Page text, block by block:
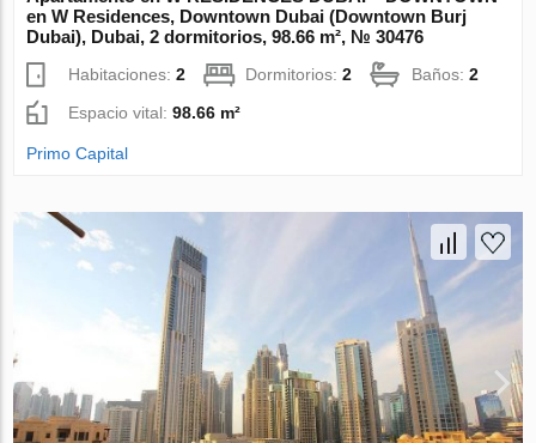
en W Residences, Downtown Dubai (Downtown Burj
Dubai), Dubai, 2 dormitorios, 98.66 m², № 30476
Habitaciones:2 Dormitorios:2 Baños:2
Espacio vital:98.66 m²
Primo Capital